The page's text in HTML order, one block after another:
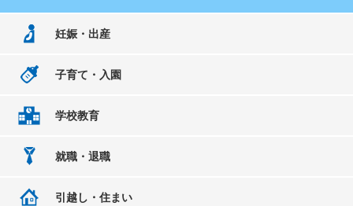
妊娠・出産
子育て・入園
学校教育
就職・退職
引越し・住まい